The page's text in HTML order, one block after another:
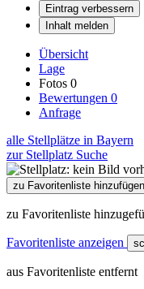
Eintrag verbessern
Inhalt melden
Übersicht
Lage
Fotos 0
Bewertungen 0
Anfrage
alle Stellplätze in Bayern
zur Stellplatz Suche
zu Favoritenliste hinzufügen
zu Favoritenliste
Favoritenliste anzeigen
aus Favoritenliste entfernt